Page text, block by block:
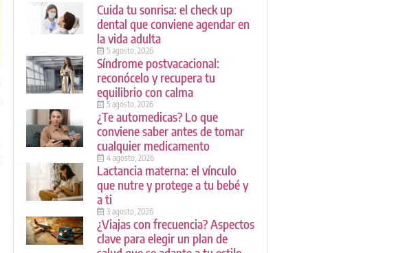
Cuida tu sonrisa: el check up
dental que conviene agendar en
la vida adulta
5 agosto, 2026
Síndrome postvacacional:
reconócelo y recupera tu
equilibrio con calma
5 agosto, 2026
¿Te automedicas? Lo que
conviene saber antes de tomar
cualquier medicamento
4 agosto, 2026
Lactancia materna: el vínculo
que nutre y protege a tu bebé y
a ti
3 agosto, 2026
¿Viajas con frecuencia? Aspectos
clave para elegir un plan de